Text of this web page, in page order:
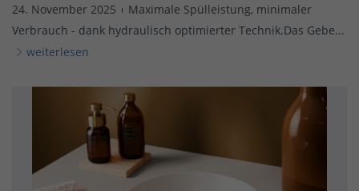
24. November 2025
Maximale Spülleistung, minimaler
Verbrauch - dank hydraulisch optimierter Technik.Das Gebe...
weiterlesen